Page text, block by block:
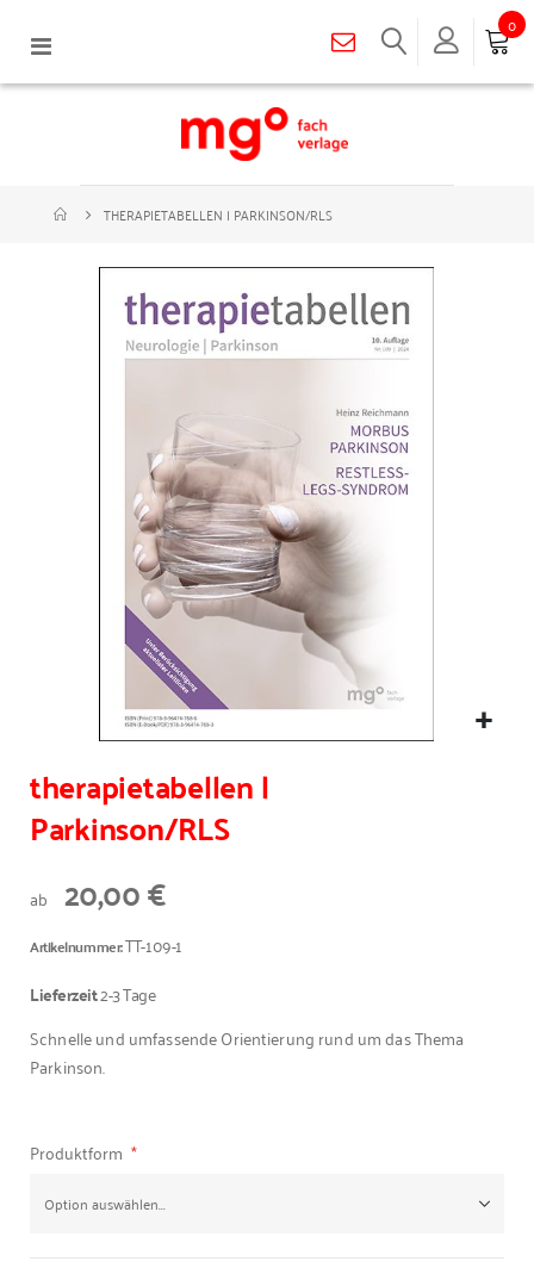
Navigation
0
THERAPIETABELLEN | PARKINSON/RLS
therapietabellen |
Parkinson/RLS
ab 20,00 €
ArtikelnummerTT-109-1
Lieferzeit2-3 Tage
Schnelle und umfassende Orientierung rund um das Thema
Parkinson.
Produktform